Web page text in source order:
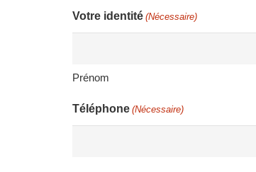
AAAA
Votre identité (Nécessaire)
Prénom
Téléphone (Nécessaire)